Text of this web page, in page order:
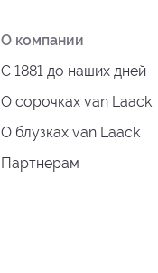
О компании
С 1881 до наших дней
О сорочках van Laack
О блузках van Laack
Партнерам